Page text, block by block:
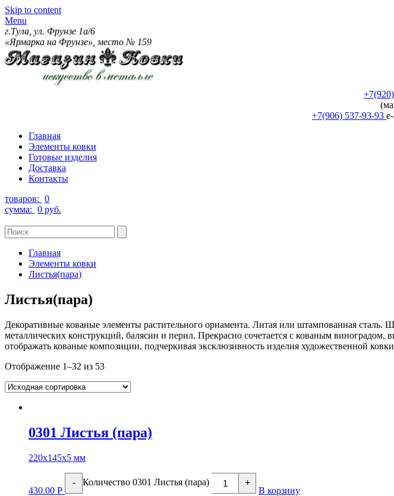
Skip to content
Menu
г.Тула, ул. Фрунзе 1а/6
«Ярмарка на Фрунзе», место № 159
+7(906) 537-93-93
Главная
Элементы ковки
Готовые изделия
Доставка
Контакты
товаров: 0
сумма: 0 руб.
Главная
Элементы ковки
Листья(пара)
Листья(пара)
Декоративные кованые элементы растительного орнамента. Литая или штампованная сталь.
металлических конструкций, балясин и перил. Прекрасно сочетается с кованым
отображать кованые композиции, подчеркивая эксклюзивность изделия художественной
Отображение 1–32 из 53
0301 Листья (пара)
220х145х5 мм
430.00 Р
- Количество 0301 Листья (пара) +
В корзину